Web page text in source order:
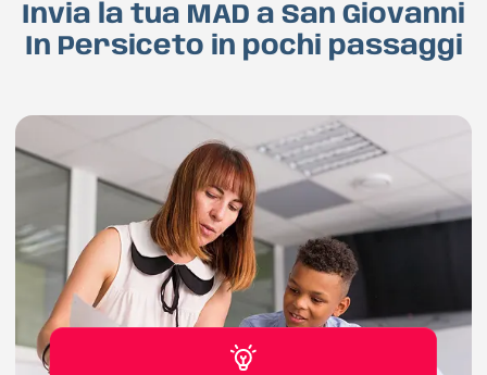
Invia la tua MAD a San Giovanni
In Persiceto in pochi passaggi